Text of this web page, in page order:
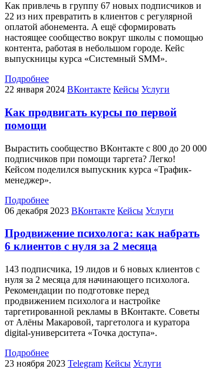
Как привлечь в группу 67 новых подписчиков и
22 из них превратить в клиентов с регулярной
оплатой абонемента. А ещё сформировать
настоящее сообщество вокруг школы с помощью
контента, работая в небольшом городе. Кейс
выпускницы курса «Системный SMM».
Подробнее
22 января 2024 ВКонтакте Кейсы Услуги
Как продвигать курсы по первой
помощи
Вырастить сообщество ВКонтакте с 800 до 20 000
подписчиков при помощи таргета? Легко!
Кейсом поделился выпускник курса «Трафик-
менеджер».
Подробнее
06 декабря 2023 ВКонтакте Кейсы Услуги
Продвижение психолога: как набрать
6 клиентов с нуля за 2 месяца
143 подписчика, 19 лидов и 6 новых клиентов с
нуля за 2 месяца для начинающего психолога.
Рекомендации по подготовке перед
продвижением психолога и настройке
таргетированной рекламы в ВКонтакте. Советы
от Алёны Макаровой, таргетолога и куратора
digital-университета «Точка доступа».
Подробнее
23 ноября 2023 Telegram Кейсы Услуги